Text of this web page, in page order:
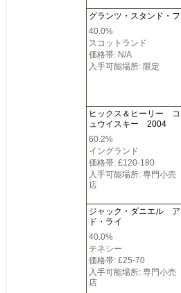
グランツ・スタンド・フ
40.0%
スコットランド
価格帯: N/A
入手可能場所: 限定
ヒックス＆ヒーリー コ
ュウイスキー 2004
60.2%
イングランド
価格帯: £120-180
入手可能場所: 専門小売
店
ジャック・ダニエル ア
ド・ライ
40.0%
テネシー
価格帯: £25-70
入手可能場所: 専門小売
店